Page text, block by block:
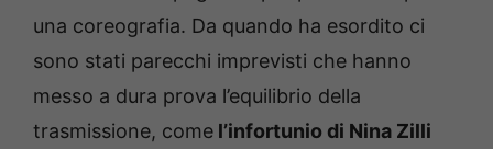
una coreografia. Da quando ha esordito ci
sono stati parecchi imprevisti che hanno
messo a dura prova l’equilibrio della
trasmissione, come l’infortunio di Nina Zilli